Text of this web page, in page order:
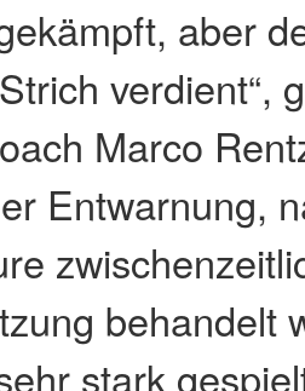
aber
verdient“,
Marco
Entwarnung,
behandelt
stark